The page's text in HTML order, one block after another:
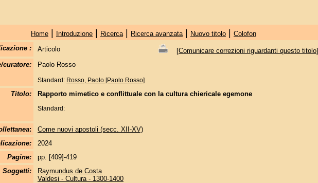
Home| Introduzione| Ricerca| Ricerca avanzata| Nuovo titolo| Colofon
:
Articolo [Comunicare correzioni riguardanti questo titolo]
curatore:
Paolo Rosso
Standard: Rosso, Paolo [Paolo Rosso]
Titolo: Rapporto mimetico e conflittuale con la cultura chiericale egemone
Standard:
:
Come nuovi apostoli (secc. XII-XV)
2024
Pagine:
pp. [409]-419
Soggetti:
Raymundus de Costa
Valdesi - Cultura - 1300-1400